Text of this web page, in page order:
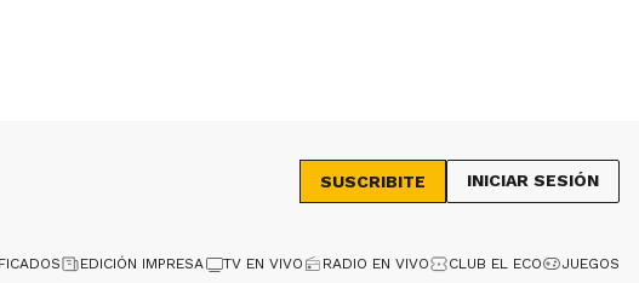
SUSCRIBITE INICIAR SESIÓN
EDICIÓN IMPRESA TV EN VIVO RADIO EN VIVO CLUB EL ECO JUEGOS